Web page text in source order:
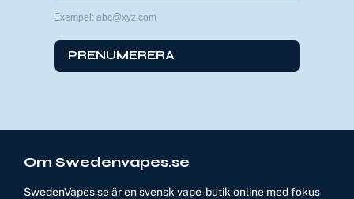
Exempel: abc@xyz.com
PRENUMERERA
Om Swedenvapes.se
SwedenVapes.se är en svensk vape-butik online med fokus